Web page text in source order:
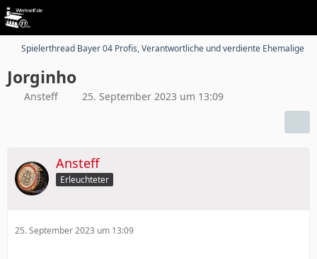
Spielerthread Bayer 04 Profis, Verantwortliche und verdiente Ehemalige
Jorginho
Ansteff 25. September 2023 um 13:09
Ansteff
Erleuchteter
25. September 2023 um 13:09